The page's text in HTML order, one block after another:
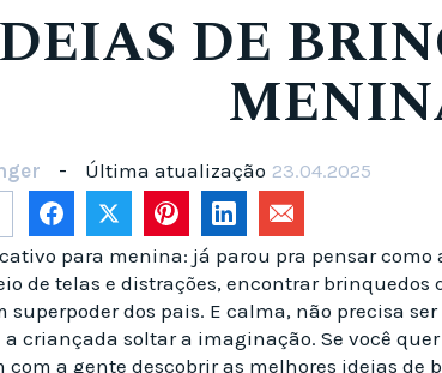
DE
Última atualização 23.04.2025
para menina: já parou pra pensar
de telas e distrações, encontrar
superpoder dos pais. E calma, não precisa
criançada soltar a imaginação. Se você
com a gente descobrir as melhores ideias